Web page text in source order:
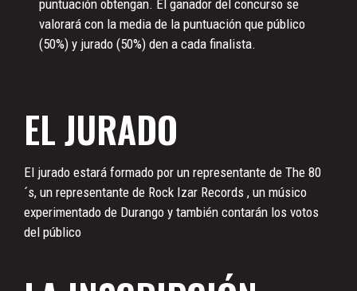
puntuación obtengan. El ganador del concurso se
valorará con la media de la puntuación que público
(50%) y jurado (50%) den a cada finalista.
EL JURADO
El jurado estará formado por un representante de The 80
´s, un representante de Rock Izar Records , un músico
experimentado de Durango y también contarán los votos
del público